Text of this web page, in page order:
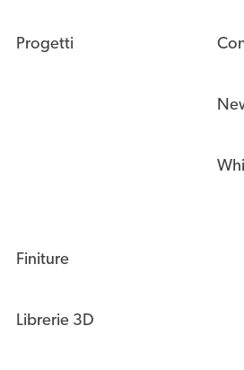
Progetti
Finiture
Librerie 3D